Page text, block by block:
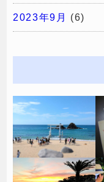
2023年9月 (6)